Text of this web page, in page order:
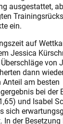
ausgestattet,
ein.
auf
Jessica
von
dann
Anteil am besten
bei der
und Isabel
sich
der Besetzung